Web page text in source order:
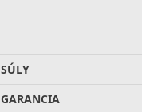
SÚLY
GARANCIA